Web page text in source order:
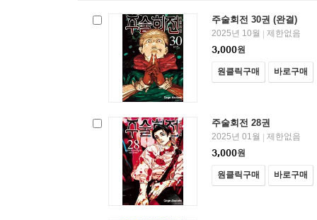
주술회전 30권 (완결)
2025년 10월
제한없음
3,000원
원클릭구매 바로구매
주술회전 28권
2025년 01월
제한없음
3,000원
원클릭구매 바로구매